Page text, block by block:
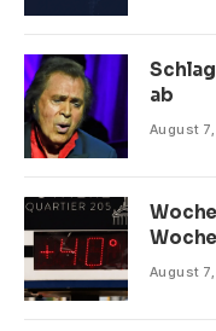
ab
August
August